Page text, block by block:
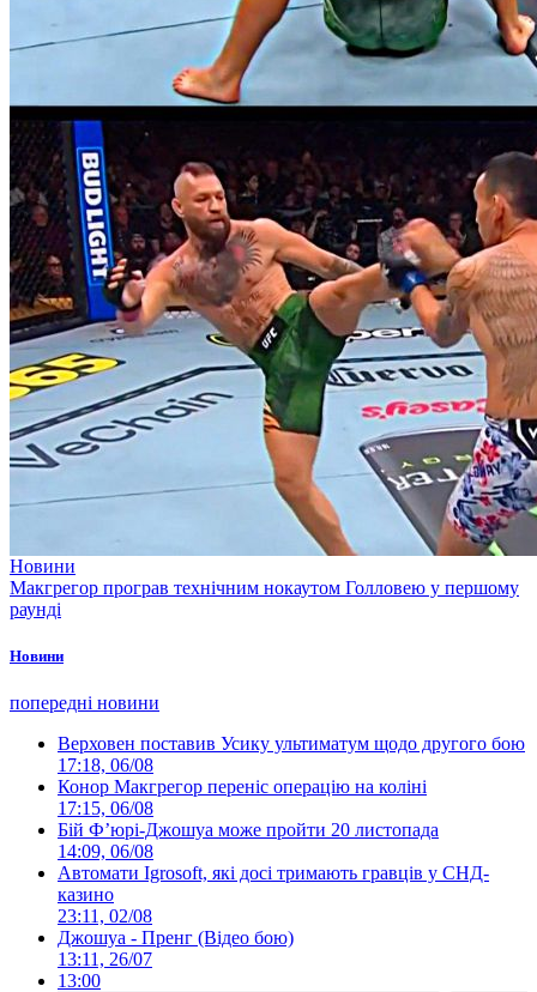
Новини
Макгрегор програв технічним нокаутом Голловею у першому
раунді
Новини
попередні новини
Верховен поставив Усику ультиматум щодо другого бою
17:18, 06/08
Конор Макгрегор переніс операцію на коліні
17:15, 06/08
Бій Ф’юрі-Джошуа може пройти 20 листопада
14:09, 06/08
Автомати Igrosoft, які досі тримають гравців у СНД-
казино
23:11, 02/08
Джошуа - Пренг (Відео бою)
13:11, 26/07
13:00